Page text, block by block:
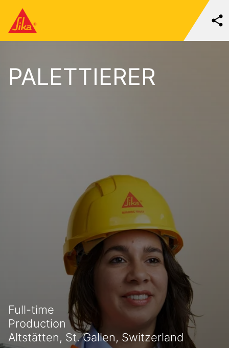
PALETTIERER
Full-time
Production
Altstätten, St. Gallen, Switzerland